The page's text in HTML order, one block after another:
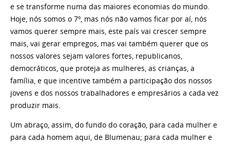
e se transforme numa das maiores economias do mundo.
Hoje, nós somos o 7º, mas nós não vamos ficar por aí, nós
vamos querer sempre mais, este país vai crescer sempre
mais, vai gerar empregos, mas vai também querer que os
nossos valores sejam valores fortes, republicanos,
democráticos, que proteja as mulheres, as crianças, a
família, e que incentive também a participação dos nossos
jovens e dos nossos trabalhadores e empresários a cada vez
produzir mais.
Um abraço, assim, do fundo do coração, para cada mulher e
para cada homem aqui, de Blumenau; para cada mulher e